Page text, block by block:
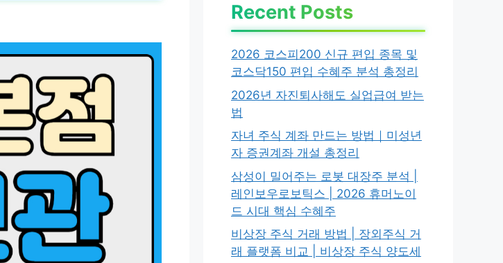
Recent Posts
2026 코스피200 신규 편입 종목 및
코스닥150 편입 수혜주 분석 총정리
2026년 자진퇴사해도 실업급여 받는
법
자녀 주식 계좌 만드는 방법｜미성년
자 증권계좌 개설 총정리
삼성이 밀어주는 로봇 대장주 분석 |
레인보우로보틱스 | 2026 휴머노이
드 시대 핵심 수혜주
비상장 주식 거래 방법 | 장외주식 거
래 플랫폼 비교 | 비상장 주식 양도세